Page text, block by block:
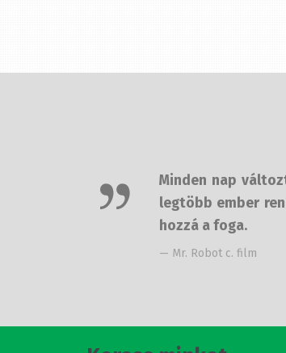
Minden nap
legtöbb ember
hozzá a foga.
— Mr. Robot c. film